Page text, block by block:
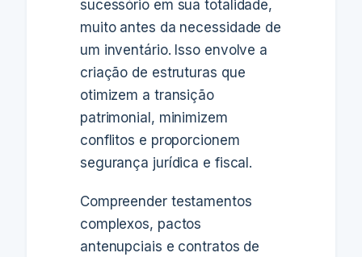
sucessório em sua totalidade,
muito antes da necessidade de
um inventário. Isso envolve a
criação de estruturas que
otimizem a transição
patrimonial, minimizem
conflitos e proporcionem
segurança jurídica e fiscal.
Compreender testamentos
complexos, pactos
antenupciais e contratos de